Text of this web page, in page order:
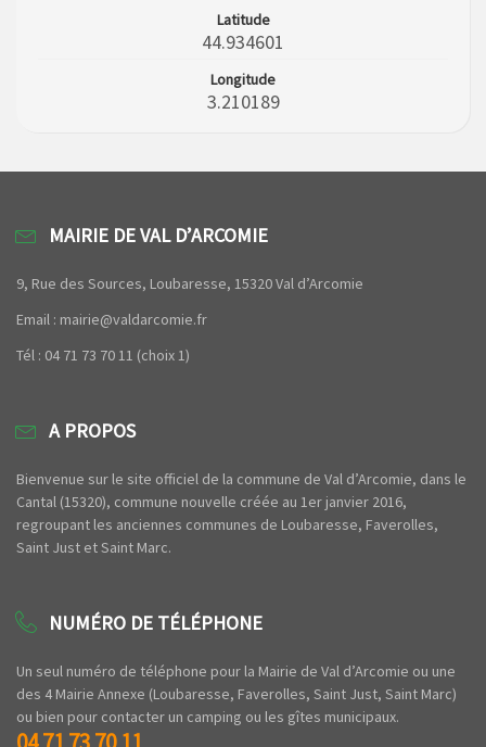
Latitude
44.934601
Longitude
3.210189
MAIRIE DE VAL D’ARCOMIE
9, Rue des Sources, Loubaresse, 15320 Val d’Arcomie
Email : mairie@valdarcomie.fr
Tél : 04 71 73 70 11 (choix 1)
A PROPOS
Bienvenue sur le site officiel de la commune de Val d’Arcomie, dans le
Cantal (15320), commune nouvelle créée au 1er janvier 2016,
regroupant les anciennes communes de Loubaresse, Faverolles,
Saint Just et Saint Marc.
NUMÉRO DE TÉLÉPHONE
Un seul numéro de téléphone pour la Mairie de Val d’Arcomie ou une
des 4 Mairie Annexe (Loubaresse, Faverolles, Saint Just, Saint Marc)
ou bien pour contacter un camping ou les gîtes municipaux.